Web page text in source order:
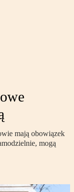
mają obowiązek
mogą